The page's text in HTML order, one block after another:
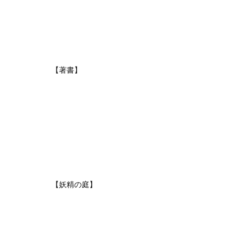
【著書】
【妖精の庭】